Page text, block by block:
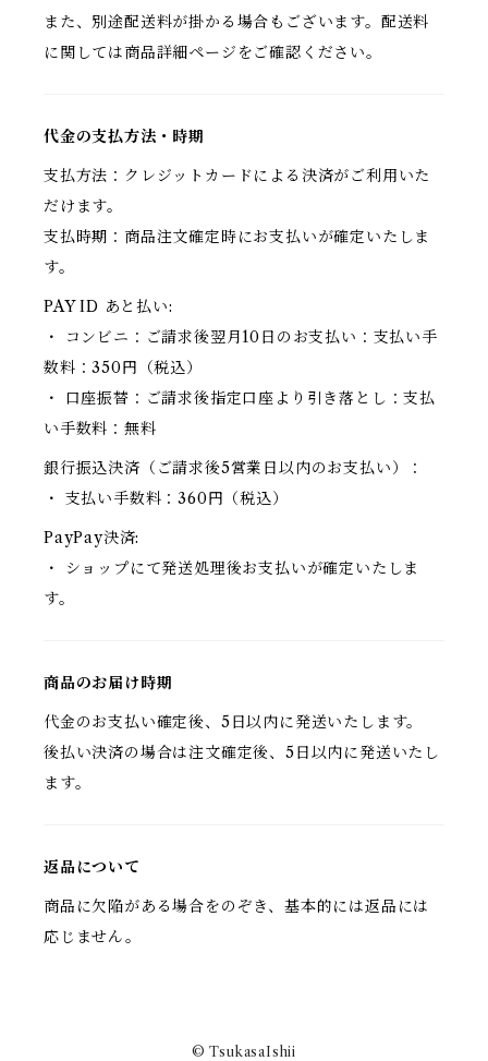
また、別途配送料が掛かる場合もございます。配送料
に関しては商品詳細ページをご確認ください。
代金の支払方法・時期
支払方法：クレジットカードによる決済がご利用いた
だけます。
支払時期：商品注文確定時にお支払いが確定いたしま
す。
PAY ID あと払い:
・ コンビニ：ご請求後翌月10日のお支払い：支払い手
数料：350円（税込）
・ 口座振替：ご請求後指定口座より引き落とし：支払
い手数料：無料
銀行振込決済（ご請求後5営業日以内のお支払い）：
・ 支払い手数料：360円（税込）
PayPay決済:
・ ショップにて発送処理後お支払いが確定いたしま
す。
商品のお届け時期
代金のお支払い確定後、5日以内に発送いたします。
後払い決済の場合は注文確定後、5日以内に発送いたし
ます。
返品について
商品に欠陥がある場合をのぞき、基本的には返品には
応じません。
© TsukasaIshii